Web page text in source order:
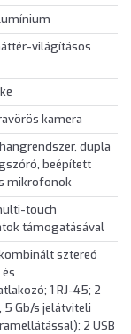
világításos
kamera
dupla
beépített
mikrofonok
touch
támogatásával
kombinált sztereó
1 RJ-45; 2
5 Gb/s jelátviteli
2 USB